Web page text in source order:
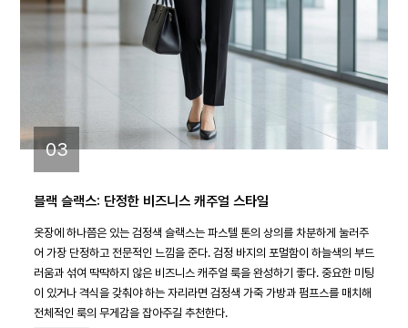
03
블랙 슬랙스: 단정한 비즈니스 캐주얼 스타일
옷장에 하나쯤은 있는 검정색 슬랙스는 파스텔 톤의 상의를 차분하게 눌러주
어 가장 단정하고 전문적인 느낌을 준다. 검정 바지의 포멀함이 하늘색의 부드
러움과 섞여 딱딱하지 않은 비즈니스 캐주얼 룩을 완성하기 좋다. 중요한 미팅
이 있거나 격식을 갖춰야 하는 자리라면 검정색 가죽 가방과 펌프스를 매치해
전체적인 룩의 무게감을 잡아주길 추천한다.